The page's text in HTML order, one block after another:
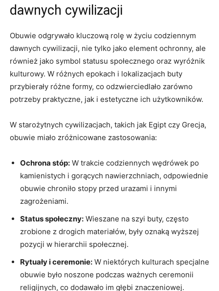
dawnych cywilizacji
Obuwie odgrywało kluczową rolę w życiu‌ codziennym‌
dawnych⁣ cywilizacji, nie tylko jako element ⁢ochronny, ale
również‌ jako symbol statusu społecznego oraz wyróżnik
kulturowy. W różnych epokach i lokalizacjach buty
przybierały różne⁢ formy, co odzwierciedlało ​zarówno
potrzeby praktyczne, ⁤jak i estetyczne ich użytkowników.
W‌ starożytnych cywilizacjach, takich jak Egipt czy Grecja,
obuwie⁤ miało zróżnicowane zastosowania:
Ochrona stóp: W trakcie codziennych wędrówek ​po
kamienistych i ‌gorących nawierzchniach, odpowiednie
⁢obuwie chroniło stopy przed urazami i ‍innymi​
zagrożeniami.
Status społeczny: Wieszane na⁤ szyi buty, często
zrobione‌ z drogich materiałów, były oznaką‌ wyższej ​
pozycji w‌ hierarchii‌ społecznej.
Rytuały i ceremonie: W niektórych ​kulturach specjalne
obuwie było noszone‌ podczas ważnych ceremonii
religijnych, co dodawało ⁢im⁣ głębi znaczeniowej.